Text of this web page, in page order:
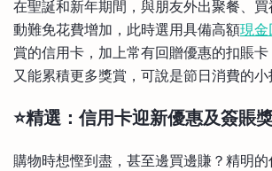
在聖誕和新年期間，與朋友外出聚餐、
動難免花費增加，此時選用具備高額現金
賞的信用卡，加上常有回贈優惠的扣賬卡
又能累積更多獎賞，可說是節日消費的小
⭐精選：信用卡迎新優惠及簽賬
購物時想慳到盡，甚至邊買邊賺？精明